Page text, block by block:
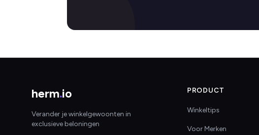
herm.io
Verander je winkelgewoonten in
exclusieve beloningen
PRODUCT
Winkeltips
Voor Merken